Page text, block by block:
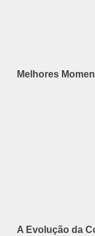
Melhores
A Evolução da